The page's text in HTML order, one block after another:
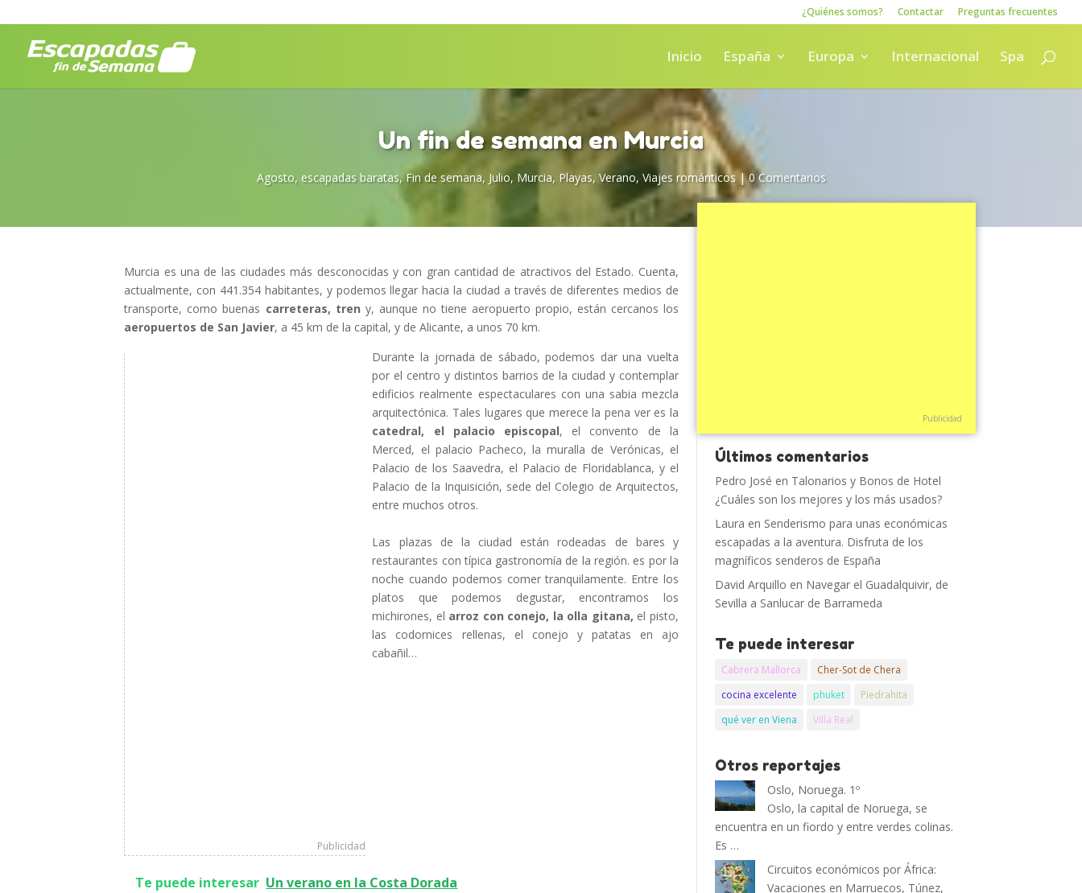
¿Quiénes somos? Contactar Preguntas frecuentes
Inicio España Europa Internacional Spa
Un fin de semana en Murcia
Agosto, escapadas baratas,Fin de semana, Julio, Murcia, Playas, Verano, Viajes románticos|0 Comentarios
Murcia es una de las ciudades más desconocidas y con gran cantidad de atractivos del Estado. Cuenta,
actualmente, con 441.354 habitantes, y podemos llegar hacia la ciudad a través de diferentes medios de
transporte, como buenas carreteras, tren y, aunque no tiene aeropuerto propio, están cercanos los
aeropuertos de San Javier, a 45 km de la capital, y de Alicante, a unos 70 km.
Publicidad
Durante la jornada de sábado, podemos dar una vuelta
por el centro y distintos barrios de la ciudad y contemplar
edificios realmente espectaculares con una sabia mezcla
arquitectónica. Tales lugares que merece la pena ver es la
catedral, el palacio episcopal, el convento de la
Merced, el palacio Pacheco, la muralla de Verónicas, el
Palacio de los Saavedra, el Palacio de Floridablanca, y el
Palacio de la Inquisición, sede del Colegio de Arquitectos,
entre muchos otros.
Las plazas de la ciudad están rodeadas de bares y
restaurantes con típica gastronomía de la región. es por la
noche cuando podemos comer tranquilamente. Entre los
platos que podemos degustar, encontramos los
michirones, el arroz con conejo, la olla gitana, el pisto,
las codornices rellenas, el conejo y patatas en ajo
cabañil…
Te puede interesar Un verano en la Costa Dorada
Publicidad
Últimos comentarios
Pedro José en Talonarios y Bonos de Hotel
¿Cuáles son los mejores y los más usados?
Laura en Senderismo para unas económicas
escapadas a la aventura. Disfruta de los
magníficos senderos de España
David Arquillo en Navegar el Guadalquivir, de
Sevilla a Sanlucar de Barrameda
Te puede interesar
Cabrera Mallorca
Cher-Sot de Chera
cocina excelente
phuket
Piedrahita
qué ver en Viena
Villa Real
Otros reportajes
Oslo, Noruega. 1º
Oslo, la capital de Noruega, se
encuentra en un fiordo y entre verdes colinas.
Es …
Circuitos económicos por África:
Vacaciones en Marruecos, Túnez,